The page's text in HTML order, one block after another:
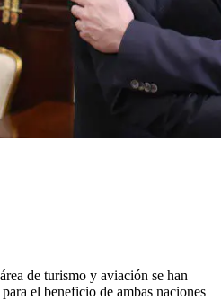
de turismo y aviación se han
el beneficio de ambas naciones